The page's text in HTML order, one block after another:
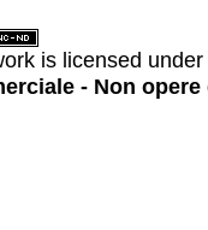
is licensed under
- Non